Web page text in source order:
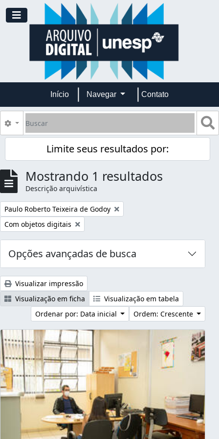
Skip to main content
Toggle navigation
Início Navegar Contato
Buscar
Opções de busca
Limite seus resultados por:
Mostrando 1 resultados
Descrição arquivística
Remover filtro:
Paulo Roberto Teixeira de Godoy
Remover filtro:
Com objetos digitais
Opções avançadas de busca
Visualizar impressão
Visualização em ficha
Visualização em tabela
Ordenar por: Data inicial
Ordem: Crescente